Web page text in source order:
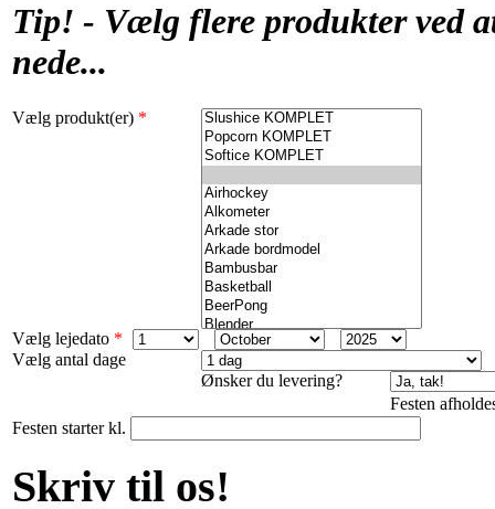
Tip! - Vælg flere produkter ved
nede...
Vælg produkt(er) *
Vælg lejedato *
Vælg antal dage
Ønsker du levering?
Festen
Festen starter kl.
Skriv til os!